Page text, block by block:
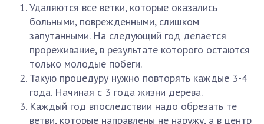
Удаляются все ветки, которые оказались
больными, поврежденными, слишком
запутанными. На следующий год делается
прореживание, в результате которого остаются
только молодые побеги.
Такую процедуру нужно повторять каждые 3-4
года. Начиная с 3 года жизни дерева.
Каждый год впоследствии надо обрезать те
ветви, которые направлены не наружу, а в центр